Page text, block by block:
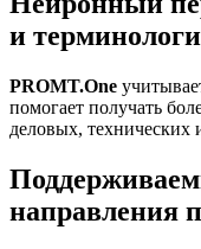
и
PROMT.One
помогает получать
деловых, технических
направления